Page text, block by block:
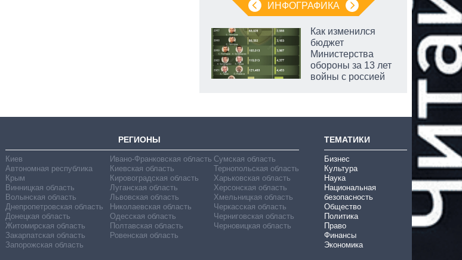
ИНФОГРАФИКА
Как изменился
бюджет
Министерства
обороны за 13 лет
войны с россией
РЕГИОНЫ
Киев
Автономная республика
Крым
Винницкая область
Волынская область
Днепропетровская область
Донецкая область
Житомирская область
Закарпатская область
Запорожская область
Ивано-Франковская область
Киевская область
Кировоградская область
Луганская область
Львовская область
Николаевская область
Одесская область
Полтавская область
Ровенская область
Сумская область
Тернопольская область
Харьковская область
Херсонская область
Хмельницкая область
Черкасская область
Черниговская область
Черновицкая область
ТЕМАТИКИ
Бизнес
Культура
Наука
Национальная
безопасность
Общество
Политика
Право
Финансы
Экономика